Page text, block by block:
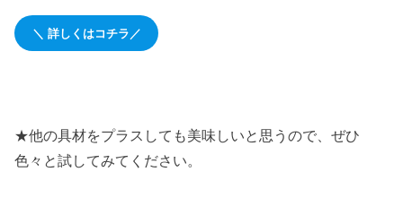
＼ 詳しくはコチラ／
★他の具材をプラスしても美味しいと思うので、ぜひ
色々と試してみてください。